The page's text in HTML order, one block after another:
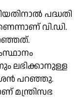
പദ്ധതി
വി.ഡി.
ലഭിക്കാനുള്ള
പറഞ്ഞു.
മന്ത്രിസഭ